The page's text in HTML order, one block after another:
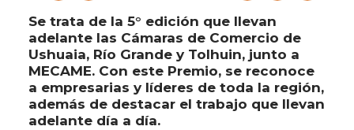
Se trata de la 5° edición que llevan
adelante las Cámaras de Comercio de
Ushuaia, Río Grande y Tolhuin, junto a
MECAME. Con este Premio, se reconoce
a empresarias y líderes de toda la región,
además de destacar el trabajo que llevan
adelante día a día.